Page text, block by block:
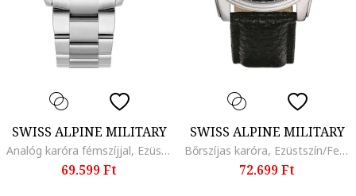
SWISS ALPINE MILITARY
Analóg karóra fémszíjjal, Ezüstszín
69.599 Ft
SWISS ALPINE MILITARY
Bőrszíjas karóra, Ezüstszín/Fekete
72.699 Ft